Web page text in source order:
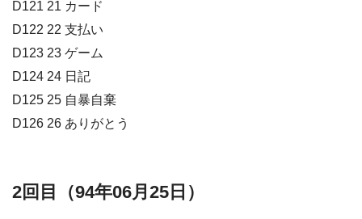
D121 21 カード
D122 22 支払い
D123 23 ゲーム
D124 24 日記
D125 25 自暴自棄
D126 26 ありがとう
2回目（94年06月25日）